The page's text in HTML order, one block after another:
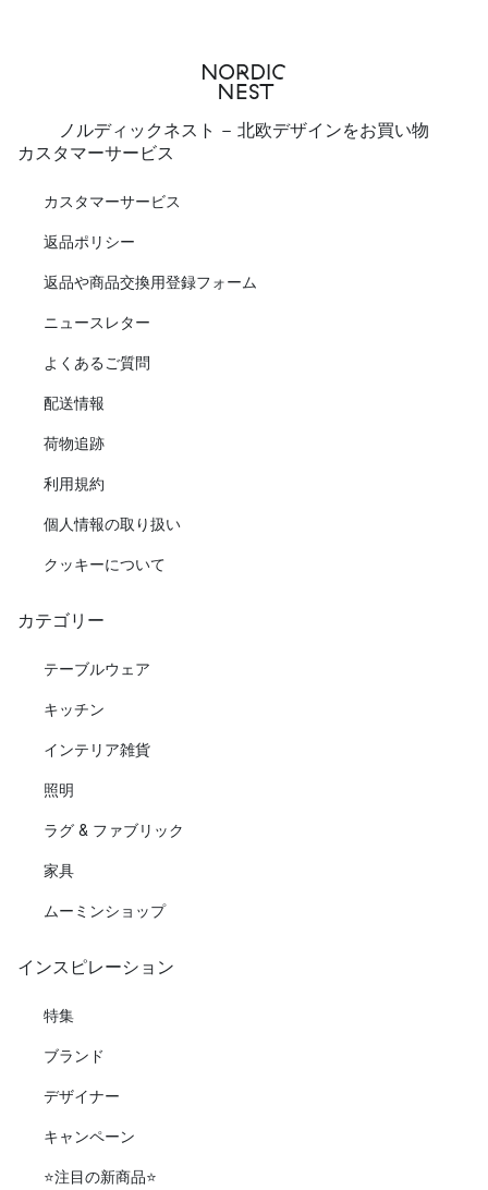
ノルディックネスト - 北欧デザインをお買い物
カスタマーサービス
カスタマーサービス
返品ポリシー
返品や商品交換用登録フォーム
ニュースレター
よくあるご質問
配送情報
荷物追跡
利用規約
個人情報の取り扱い
クッキーについて
カテゴリー
テーブルウェア
キッチン
インテリア雑貨
照明
ラグ & ファブリック
家具
ムーミンショップ
インスピレーション
特集
ブランド
デザイナー
キャンペーン
⭐️注目の新商品⭐️